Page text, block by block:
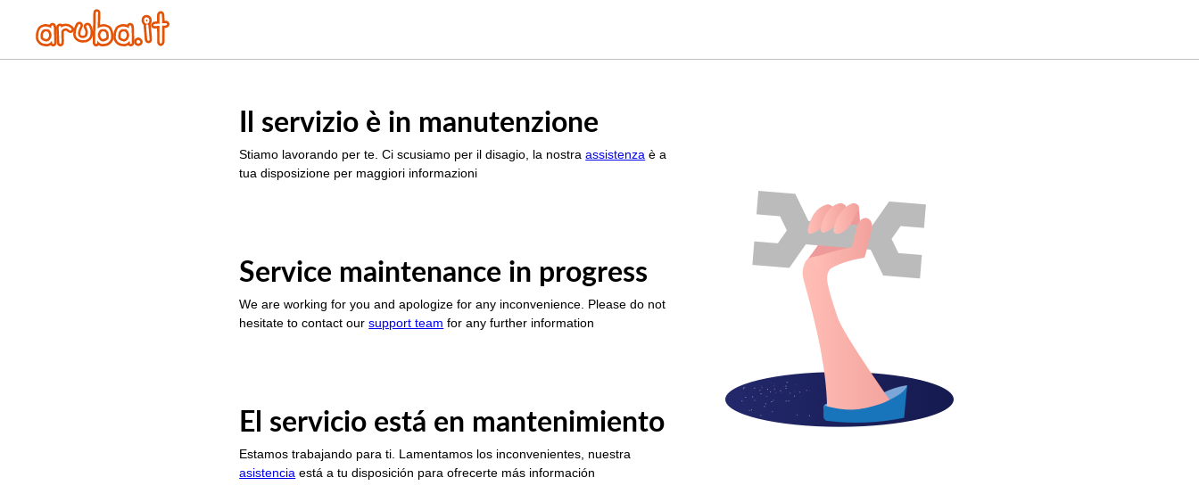
Il servizio è in manutenzione
Stiamo lavorando per te. Ci scusiamo per il disagio, la nostraassistenza è a
tua disposizione per maggiori informazioni
Service maintenance in progress
We are working for you and apologize for any inconvenience. Please do not
hesitate to contact oursupport team for any further information
El servicio está en mantenimiento
Estamos trabajando para ti. Lamentamos los inconvenientes, nuestra
asistencia está a tu disposición para ofrecerte más información